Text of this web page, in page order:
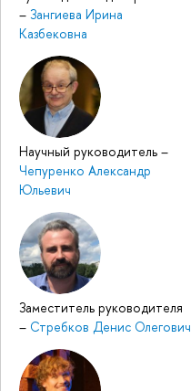
– Зангиева Ирина
Казбековна
Научный руководитель –
Чепуренко Александр
Юльевич
Заместитель руководителя
– Стребков Денис Олегович